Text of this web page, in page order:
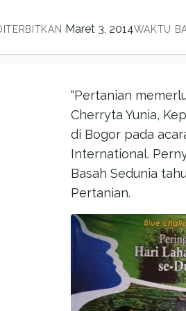
Maret 3, 2014WAKTU
“Pertanian
Cherryta Yunia,
di Bogor pada
International.
Basah Sedunia
Pertanian.